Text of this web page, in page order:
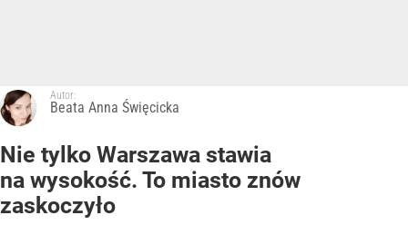
Autor:
Beata Anna Święcicka
Nie tylko Warszawa stawia
na wysokość. To miasto znów
zaskoczyło